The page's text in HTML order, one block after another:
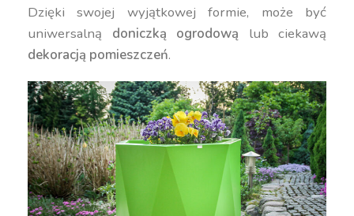
Dzięki swojej wyjątkowej formie, może być
uniwersalną doniczką ogrodową lub ciekawą
dekoracją pomieszczeń.